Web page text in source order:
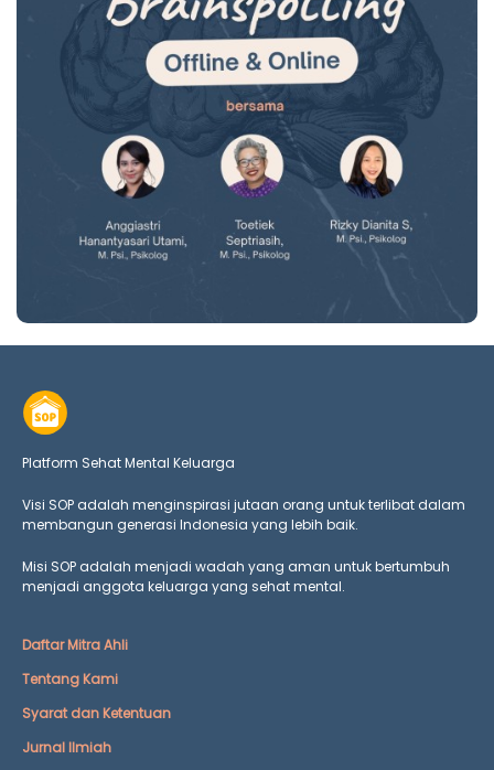
Platform Sehat Mental Keluarga
Visi SOP adalah menginspirasi jutaan orang untuk terlibat dalam
membangun generasi Indonesia yang lebih baik.
Misi SOP adalah menjadi wadah yang aman untuk bertumbuh
menjadi anggota keluarga yang sehat mental.
Daftar Mitra Ahli
Tentang Kami
Syarat dan Ketentuan
Jurnal Ilmiah